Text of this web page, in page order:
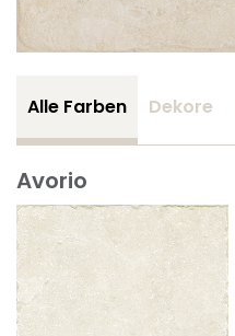
Alle Farben Dekore
Avorio